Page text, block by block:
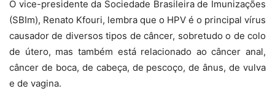
O vice-presidente da Sociedade Brasileira de Imunizações
(SBIm), Renato Kfouri, lembra que o HPV é o principal vírus
causador de diversos tipos de câncer, sobretudo o de colo
de útero, mas também está relacionado ao câncer anal,
câncer de boca, de cabeça, de pescoço, de ânus, de vulva
e de vagina.